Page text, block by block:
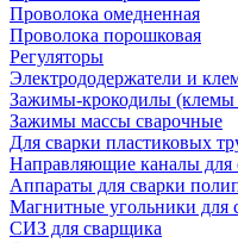
Проволока омедненная
Проволока порошковая
Регуляторы
Электрододержатели и
Зажимы-крокодилы (клемы
Зажимы массы сварочные
Для сварки пластиковых
Направляющие каналы для
Аппараты для сварки
Магнитные угольники для
СИЗ для сварщика